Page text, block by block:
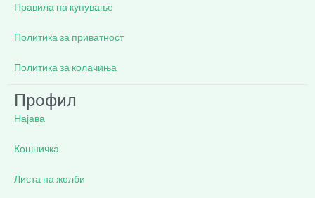
Правила на купување
Политика за приватност
Политика за колачиња
Профил
Најава
Кошничка
Листа на желби